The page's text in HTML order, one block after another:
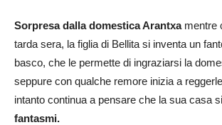
Sorpresa dalla domestica Arantxamentre
tarda sera, la figlia di Bellita si inventa un
basco, che le permette di ingraziarsi la
seppure con qualche remore inizia a
intanto continua a pensare che la sua casa
fantasmi.